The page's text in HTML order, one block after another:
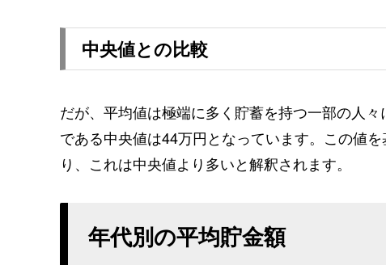
中央値との比較
だが、平均値は極端に多く貯蓄を持つ一部の人
である中央値は44万円となっています。この値
り、これは中央値より多いと解釈されます。
年代別の平均貯金額